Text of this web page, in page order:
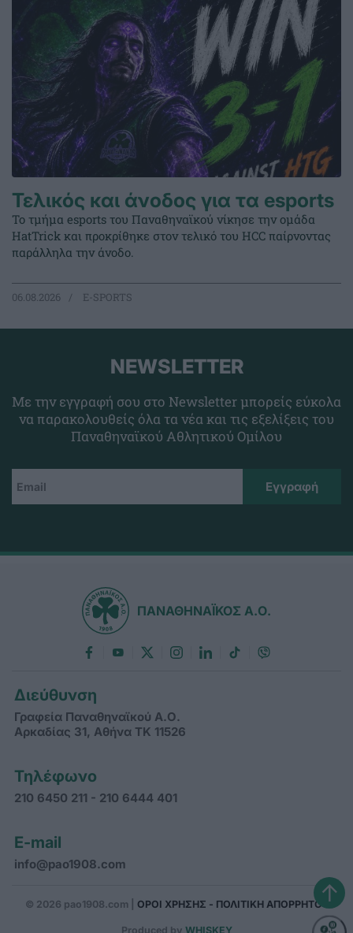
Τελικός και άνοδος για τα esports
Το τμήμα esports του Παναθηναϊκού νίκησε την ομάδα
HatTrick και προκρίθηκε στον τελικό του HCC παίρνοντας
παράλληλα την άνοδο.
06.08.2026 E-SPORTS
NEWSLETTER
Με την εγγραφή σου στο Newsletter μπορείς εύκολα
να παρακολουθείς όλα τα νέα και τις εξελίξεις του
Παναθηναϊκού Αθλητικού Ομίλου
ΠΑΝΑΘΗΝΑΪΚΟΣ Α.Ο.
Διεύθυνση
Γραφεία Παναθηναϊκού Α.Ο.
Αρκαδίας 31, Αθήνα ΤΚ 11526
Τηλέφωνο
210 6450 211 - 210 6444 401
E-mail
info@pao1908.com
© 2026 pao1908.com | ΟΡΟΙ ΧΡΗΣΗΣ - ΠΟΛΙΤΙΚΗ ΑΠΟΡΡΗΤΟΥ
Produced by WHISKEY
↑